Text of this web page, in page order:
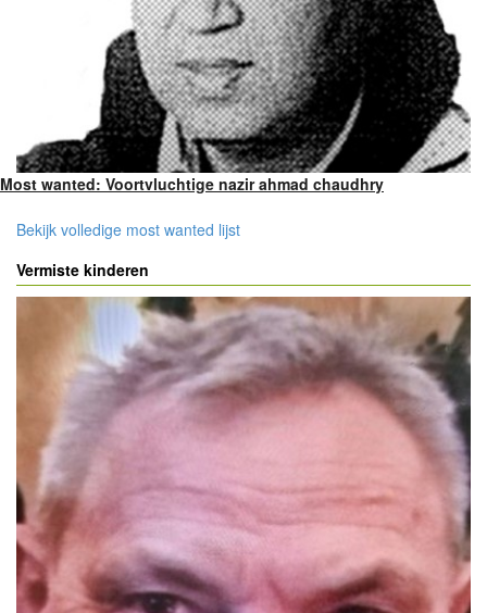
Most wanted: Voortvluchtige nazir ahmad chaudhry
Bekijk volledige most wanted lijst
Vermiste kinderen